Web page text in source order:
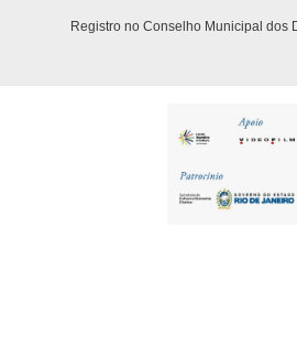
Registro no Conselho Municipal dos